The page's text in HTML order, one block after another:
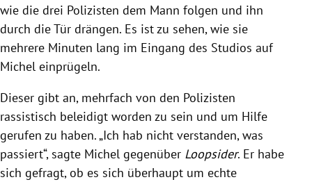
wie die drei Polizisten dem Mann folgen und ihn
durch die Tür drängen. Es ist zu sehen, wie sie
mehrere Minuten lang im Eingang des Studios auf
Michel einprügeln.
Dieser gibt an, mehrfach von den Polizisten
rassistisch beleidigt worden zu sein und um Hilfe
gerufen zu haben. „Ich hab nicht verstanden, was
passiert“, sagte Michel gegenüber Loopsider. Er habe
sich gefragt, ob es sich überhaupt um echte